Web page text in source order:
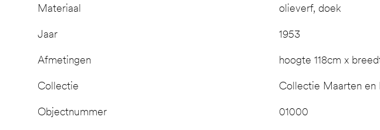
Materiaal olieverf, doek
Jaar 1953
Afmetingen hoogte 118cm x
Collectie Collectie Maarten en
Objectnummer 01000